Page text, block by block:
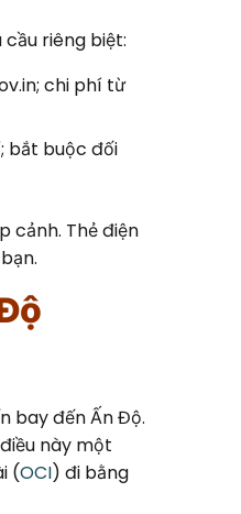
cầu riêng biệt:
chi phí từ
bắt buộc đối
cảnh. Thẻ điện
bay đến Ấn Độ.
này một
(OCI) đi bằng